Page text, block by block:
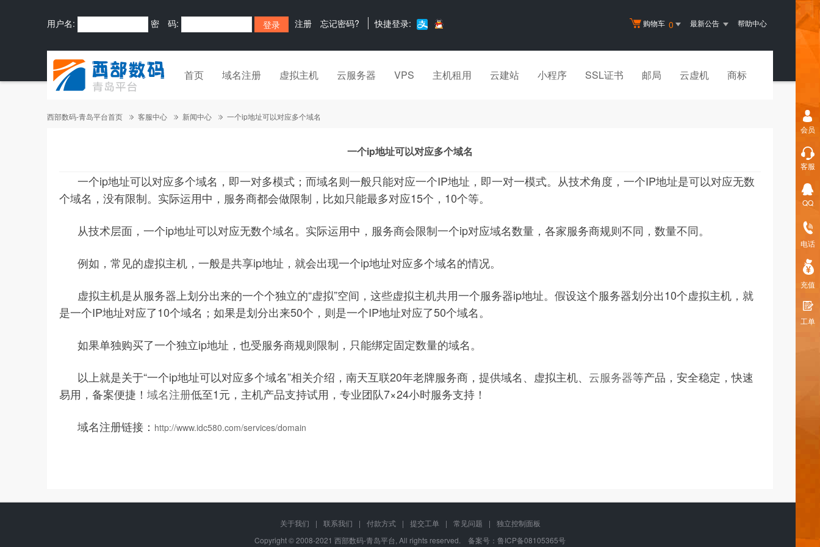
购物车 0 最新公告 帮助中心
用户名: 密 码: 注册 忘记密码? 快捷登录:
首页 域名注册 虚拟主机 云服务器 VPS 主机租用 云建站 小程序 SSL证书 邮局 云虚机 商标
西部数码-青岛平台首页 客服中心 新闻中心 一个ip地址可以对应多个域名
一个ip地址可以对应多个域名
一个ip地址可以对应多个域名 ，即一对多模式；而域名则一般只能对应一个IP地址，即一对一模式。从技术角度，一个IP地址是可以对应无数
个域名，没有限制。实际运用中，服务商都会做限制，比如只能最多对应15个，10个等。
从技术层面，一个ip地址可以对应无数个域名。实际运用中，服务商会限制一个ip对应域名数量，各家服务商规则不同，数量不同。
例如，常见的虚拟主机 ，一般是共享ip地址，就会出现一个ip地址对应多个域名的情况。
虚拟主机是从服务器 上划分出来的一个个独立的“虚拟”空间，这些虚拟主机共用一个服务器ip地址。假设这个服务器划分出10个虚拟主机，就
是一个IP地址对应了10个域名；如果是划分出来50个，则是一个IP地址对应了50个域名。
如果单独购买了一个独立ip地址，也受服务商规则限制，只能绑定固定数量的域名。
以上就是关于“一个ip地址可以对应多个域名”相关介绍，南天互联20年老牌服务商，提供域名、虚拟主机、 云服务器等产品，安全稳定，快速
易用，备案便捷！ 域名注册低至1元，主机产品支持试用，专业团队7×24小时服务支持！
域名注册链接： http://www.idc580.com/services/domain
关于我们 | 联系我们 | 付款方式 | 提交工单 | 常见问题 |
独立控制面板
Copyright © 2008-2021 西部数码-青岛平台, All rights reserved. 备案号： 鲁ICP备08105365号
会员
客服
QQ
电话
充值
工单